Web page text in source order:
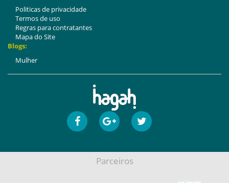
Politicas de privacidade
Termos de uso
Regras para contratantes
Mapa do Site
Blogs:
Mulher
Parceiros